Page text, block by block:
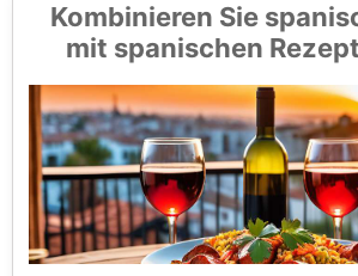
Kombinieren Sie
mit spanischen